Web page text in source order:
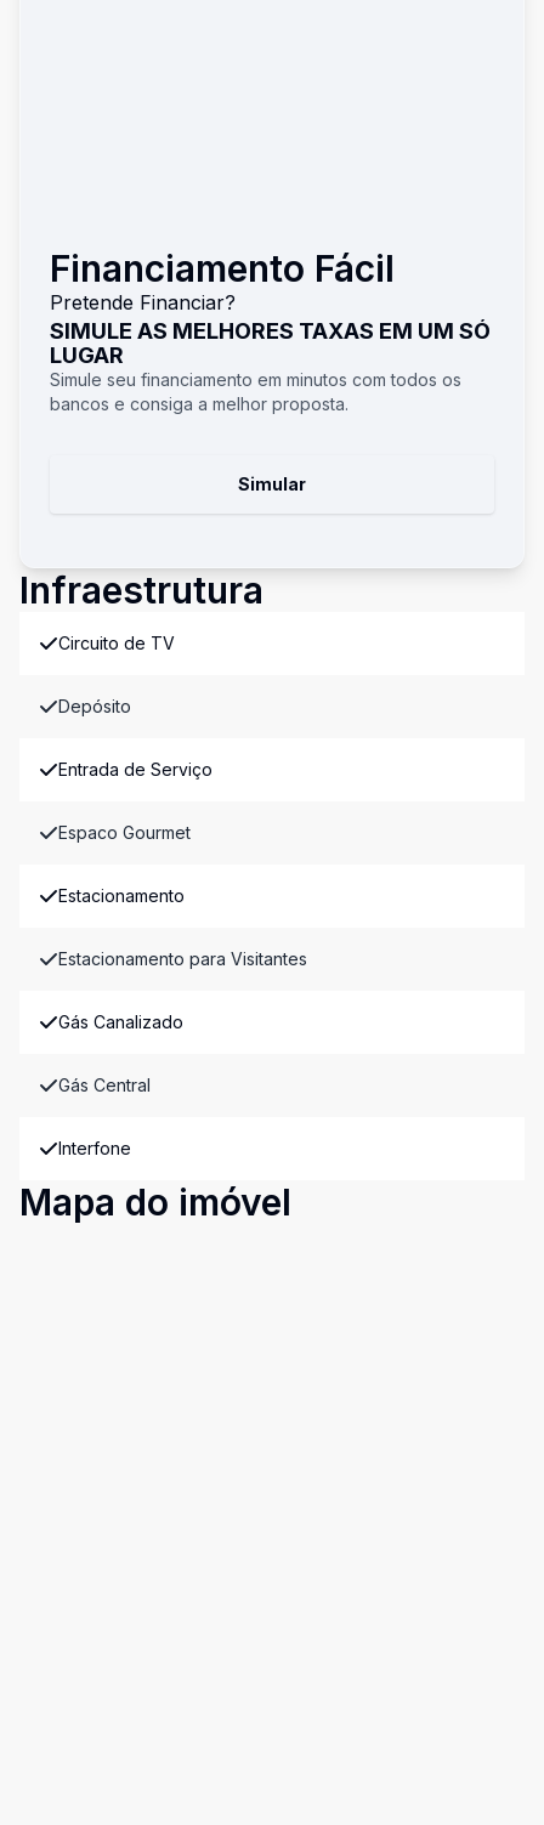
Financiamento Fácil
Pretende Financiar?
SIMULE AS MELHORES TAXAS EM UM SÓ
LUGAR
Simule seu financiamento em minutos com todos os
bancos e consiga a melhor proposta.
Simular
Infraestrutura
Circuito de TV
Depósito
Entrada de Serviço
Espaco Gourmet
Estacionamento
Estacionamento para Visitantes
Gás Canalizado
Gás Central
Interfone
Mapa do imóvel